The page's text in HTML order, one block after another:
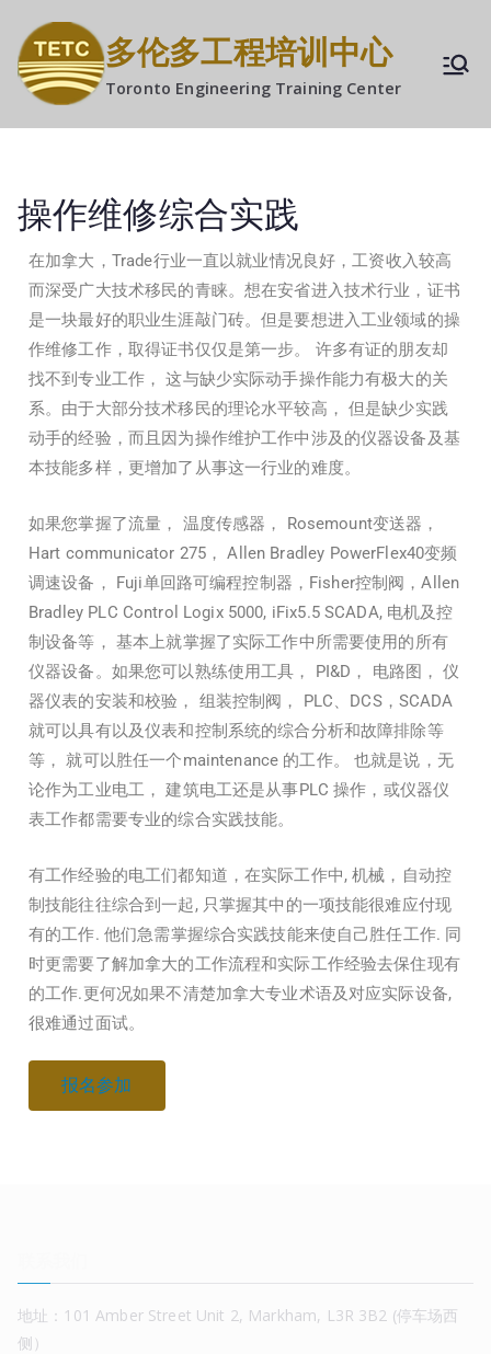
多伦多工程培训中心
Toronto Engineering Training Center
操作维修综合实践
在加拿大，Trade行业一直以就业情况良好，工资收入较高
而深受广大技术移民的青睐。想在安省进入技术行业，证书
是一块最好的职业生涯敲门砖。但是要想进入工业领域的操
作维修工作，取得证书仅仅是第一步。 许多有证的朋友却
找不到专业工作， 这与缺少实际动手操作能力有极大的关
系。由于大部分技术移民的理论水平较高， 但是缺少实践
动手的经验，而且因为操作维护工作中涉及的仪器设备及基
本技能多样，更增加了从事这一行业的难度。
如果您掌握了流量， 温度传感器， Rosemount变送器，
Hart communicator 275， Allen Bradley PowerFlex40变频
调速设备， Fuji单回路可编程控制器，Fisher控制阀，Allen
Bradley PLC Control Logix 5000, iFix5.5 SCADA, 电机及控
制设备等， 基本上就掌握了实际工作中所需要使用的所有
仪器设备。如果您可以熟练使用工具， PI&D， 电路图， 仪
器仪表的安装和校验， 组装控制阀， PLC、DCS，SCADA
就可以具有以及仪表和控制系统的综合分析和故障排除等
等， 就可以胜任一个maintenance 的工作。 也就是说，无
论作为工业电工， 建筑电工还是从事PLC 操作，或仪器仪
表工作都需要专业的综合实践技能。
有工作经验的电工们都知道，在实际工作中, 机械，自动控
制技能往往综合到一起, 只掌握其中的一项技能很难应付现
有的工作. 他们急需掌握综合实践技能来使自己胜任工作. 同
时更需要了解加拿大的工作流程和实际工作经验去保住现有
的工作.更何况如果不清楚加拿大专业术语及对应实际设备,
很难通过面试。
报名参加
地址：101 Amber Street Unit 2, Markham, L3R 3B2 (停车场西
侧）